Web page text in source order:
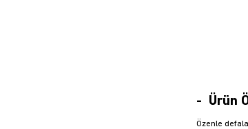
Ürün
Özenle